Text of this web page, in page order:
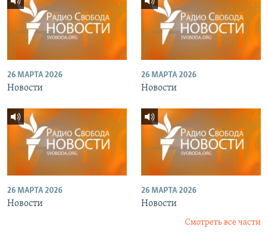
26 МАРТА 2026
Новости
26 МАРТА 2026
Новости
26 МАРТА 2026
Новости
26 МАРТА 2026
Новости
Смотреть все части